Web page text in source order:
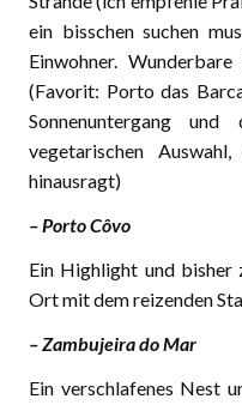
ein bisschen suchen
Einwohner.
(Favorit: Porto das
Sonnenuntergang
vegetarischen
hinausragt)
– Porto Côvo
Ein Highlight und bisher
Ort mit dem reizenden
– Zambujeira do Mar
Ein verschlafenes Nest